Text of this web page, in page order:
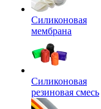
Силиконовая
мембрана
Силиконовая
резиновая смесь